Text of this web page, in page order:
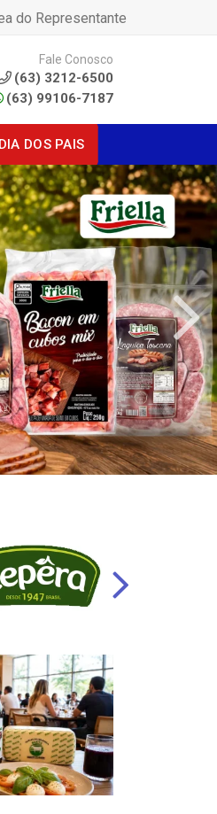
do Representante
Fale Conosco
(63) 3212-6500
(63) 99106-7187
DIA DOS PAIS